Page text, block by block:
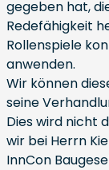
gegeben hat,
Redefähigkeit
Rollenspiele
anwenden.
Wir können
seine
Dies wird nicht
wir bei Herrn
InnCon